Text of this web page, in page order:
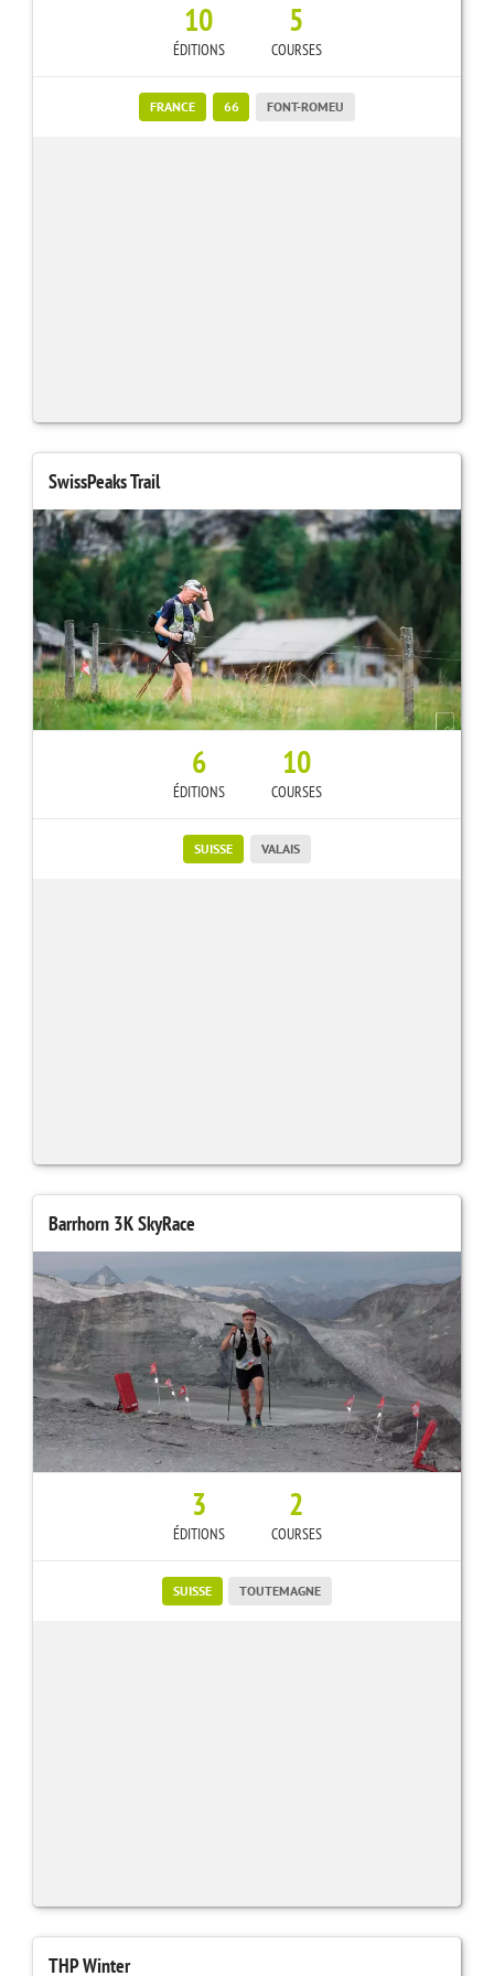
10
ÉDITIONS
5
COURSES
FRANCE 66 FONT-ROMEU
SwissPeaks Trail
6
ÉDITIONS
10
COURSES
SUISSE VALAIS
Barrhorn 3K SkyRace
3
ÉDITIONS
2
COURSES
SUISSE TOUTEMAGNE
THP Winter